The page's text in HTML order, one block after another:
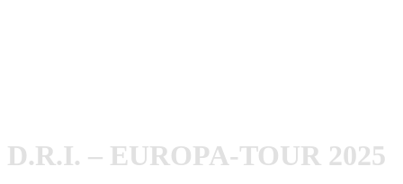
D.R.I. – EUROPA-TOUR 2025